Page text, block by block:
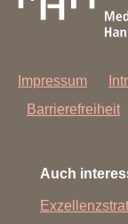
Impressum
Barrierefreiheit
Auch